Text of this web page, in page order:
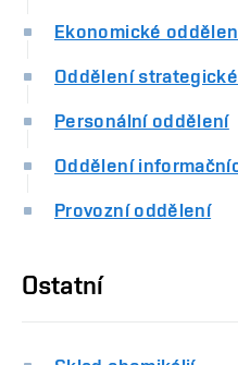
Ekonomické
Oddělení
Personální oddělení
Oddělení
Provozní oddělení
Ostatní